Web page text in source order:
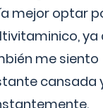
mejor optar
ya
me siento
cansada